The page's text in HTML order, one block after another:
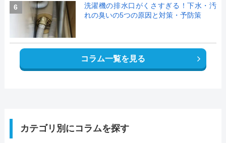
6
洗濯機の排水口がくさすぎる！下水・汚
れの臭いの5つの原因と対策・予防策
コラム一覧を見る
カテゴリ別にコラムを探す